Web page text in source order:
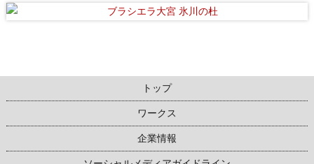
トップ
ワークス
企業情報